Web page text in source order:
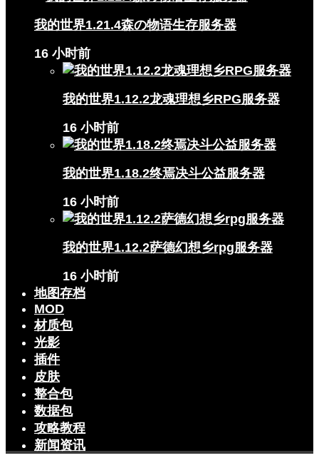
我的世界1.21.4森の物语生存服务器
16 小时前
我的世界1.12.2龙魂理想乡RPG服务器
16 小时前
我的世界1.18.2终焉决斗公益服务器
16 小时前
我的世界1.12.2萨德幻想乡rpg服务器
16 小时前
地图存档
MOD
材质包
光影
插件
皮肤
整合包
数据包
攻略教程
新闻资讯